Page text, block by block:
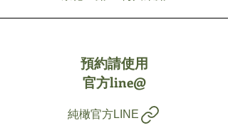
預約請使用
官方line@
純橄官方LINE